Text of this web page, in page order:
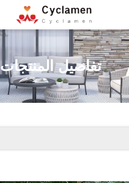
تفاصيل المنتجات